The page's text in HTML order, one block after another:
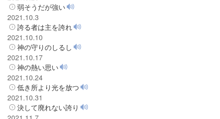
弱そうだが強い
2021.10.3
誇る者は主を誇れ
2021.10.10
神の守りのしるし
2021.10.17
神の熱い思い
2021.10.24
低き所より光を放つ
2021.10.31
決して廃れない誇り